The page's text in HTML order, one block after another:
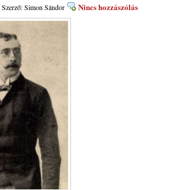
Szerző: Simon Sándor Nincs hozzászólás